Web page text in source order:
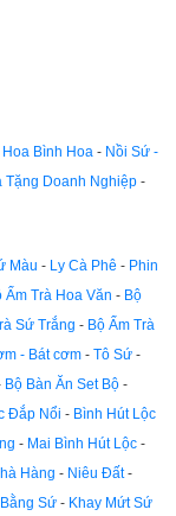
Hoa Bình Hoa - Nồi Sứ -
Tặng Doanh Nghiệp -
Màu - Ly Cà Phê - Phin
Ấm Trà Hoa Văn - Bộ
Sứ Trắng - Bộ Ấm Trà
- Bát cơm - Tô Sứ -
Bộ Bàn Ăn Set Bộ -
Đắp Nổi - Bình Hút Lộc
- Mai Bình Hút Lộc -
Hàng - Niêu Đất-
Sứ - Khay Mứt Sứ